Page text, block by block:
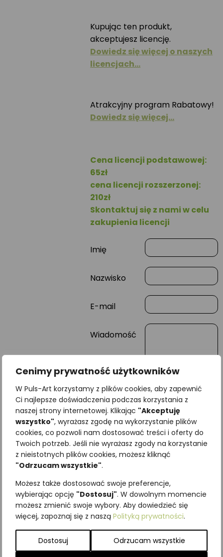
Cenimy prywatność użytkowników
W Puls-Art korzystamy z plików cookies, aby zapewnić
Ci najlepsze doświadczenia podczas korzystania z
naszej strony internetowej. Klikając "Akceptuję
wszystko", wyrażasz zgodę na wykorzystanie plików
cookies, co pozwoli nam dostosować treści i oferty do
Twoich potrzeb. Jeśli nie wyrażasz zgody na korzystanie
z nieistotnych plików cookies, możesz kliknąć
"Odrzucam wszystkie".
Możesz także dostosować swoje preferencje,
wybierając opcję "Dostosuj". W dowolnym momencie
możesz zmienić swoje wybory. Aby dowiedzieć się
więcej, zapoznaj się z naszą Polityką prywatności.
Dostosuj Odrzucam wszystkie
Kupując ten produkt,
akceptujesz licencję.
Dowiedz się więcej o naszych
licencjach…
Atrakcyjny program Rabatowy!
Dowiedz się więcej…
Cena licencji podstawowej:
65zł
cena licencji rozszerzonej:
210zł
Skontaktuj się z nami w celu
zakupienia licencji
Imię
Nazwisko
E-mail
Wiadomość
Najniższa cena z ostatnich 30
dni:
Kategorie:ILUSTRACJE
nocne , Owady
Podobne produkty